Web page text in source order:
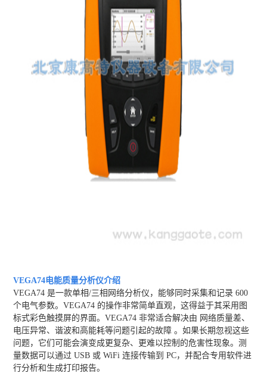
VEGA74电能质量分析仪介绍
VEGA74 是一款单相/三相网络分析仪，能够同时采集和记录 600
个电气参数。VEGA74 的操作非常简单直观，这得益于其采用图
标式彩色触摸屏的界面。VEGA74 非常适合解决由 网络质量差、
电压异常、谐波和高能耗等问题引起的故障 。如果长期忽视这些
问题，它们可能会演变成更复杂、更难以控制的危害性现象。测
量数据可以通过 USB 或 WiFi 连接传输到 PC，并配合专用软件进
行分析和生成打印报告。